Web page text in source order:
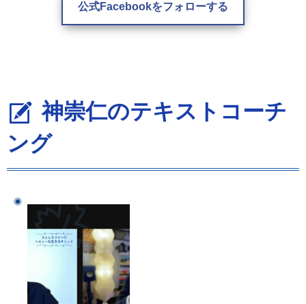
公式Facebookをフォローする
神崇仁のテキストコーチ
ング